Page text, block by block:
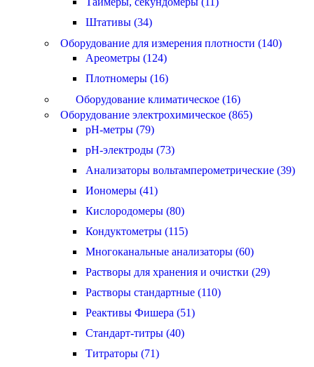
Штативы (34)
Оборудование для измерения плотности (140)
Ареометры (124)
Плотномеры (16)
Оборудование климатическое (16)
Оборудование электрохимическое (865)
pH-метры (79)
pH-электроды (73)
Анализаторы вольтамперометрические (39)
Иономеры (41)
Кислородомеры (80)
Кондуктометры (115)
Многоканальные анализаторы (60)
Растворы для хранения и очистки (29)
Растворы стандартные (110)
Реактивы Фишера (51)
Стандарт-титры (40)
Титраторы (71)